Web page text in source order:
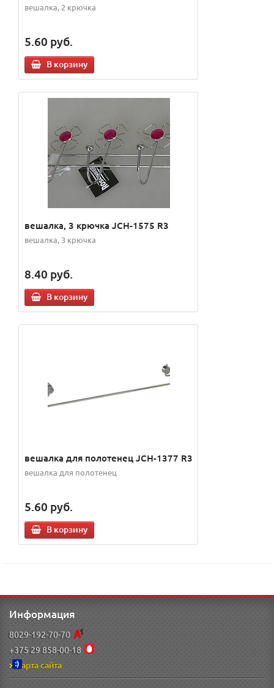
вешалка, 2 крючка
5.60 руб.
В корзину
вешалка, 3 крючка JCH-1575 R3
вешалка, 3 крючка
8.40 руб.
В корзину
вешалка для полотенец JCH-1377 R3
вешалка для полотенец
5.60 руб.
В корзину
Информация
8029-192-70-70
+375 29 858-00-18
Карта сайта